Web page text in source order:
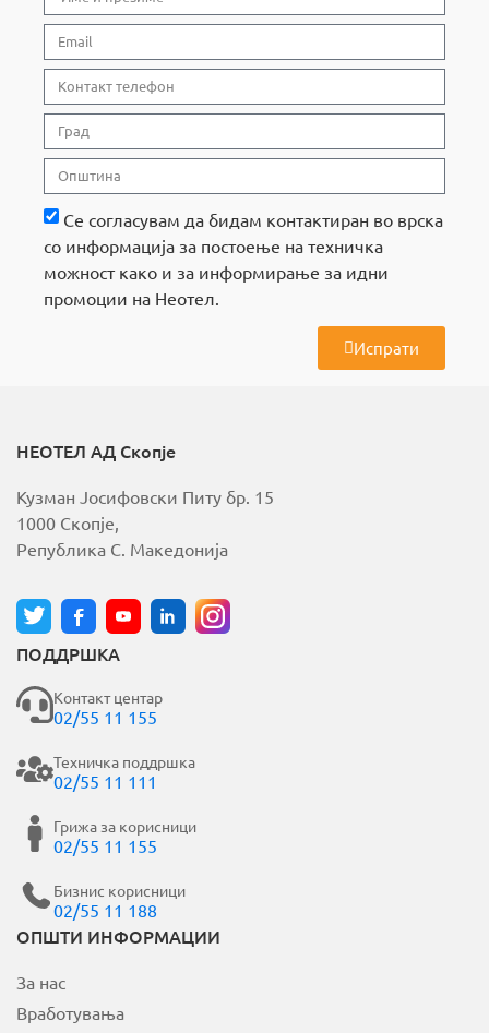
Се согласувам да бидам контактиран во врска
со информација за постоење на техничка
можност како и за информирање за идни
промоции на Неотел.
Испрати
r
n
t
i
v
e
НЕОТЕЛ АД Скопје
Кузман Јосифовски Питу бр. 15
1000 Скопје,
Република С. Македонија
ПОДДРШКА
Контакт центар
02/55 11 155
Техничка поддршка
02/55 11 111
Грижа за корисници
02/55 11 155
Бизнис корисници
02/55 11 188
ОПШТИ ИНФОРМАЦИИ
За нас
Вработувања